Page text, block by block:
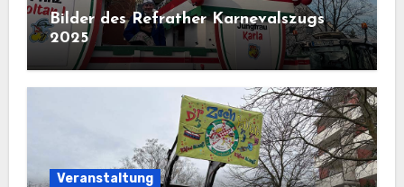
Bilder des Refrather Karnevalszugs
2025
Veranstaltung